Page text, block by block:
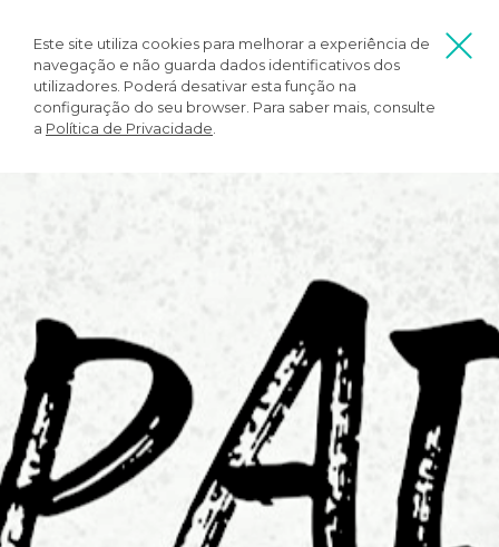
Este site utiliza cookies para melhorar a experiência de
navegação e não guarda dados identificativos dos
utilizadores. Poderá desativar esta função na
configuração do seu browser. Para saber mais, consulte
a Política de Privacidade